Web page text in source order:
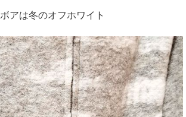
ボアは冬のオフホワイト